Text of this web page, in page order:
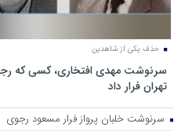
حذف یکی از شاهدین
سرنوشت مهدی افتخاری، کسی که
تهران فرار داد
سرنوشت خلبان پرواز فرار مسعود رجوی